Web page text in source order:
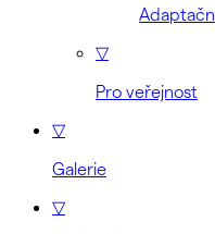
▽
Pro veřejnost
▽
Galerie
▽